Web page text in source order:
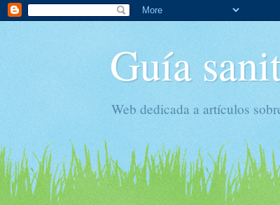
Guía
Web dedicada a artículos